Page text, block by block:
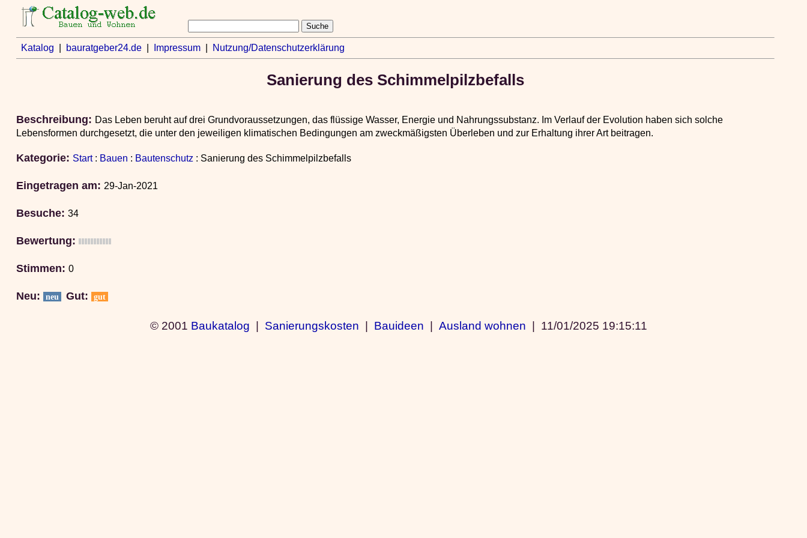
Katalog bauratgeber24.de| Impressum| Nutzung/Datenschutzerklärung
Sanierung des Schimmelpilzbefalls
Beschreibung: Das Leben beruht auf drei Grundvoraussetzungen, das flüssige Wasser, Energie und Nahrungssubstanz. Im Verlauf der Evolution haben sich solche
Lebensformen durchgesetzt, die unter den jeweiligen klimatischen Bedingungen am zweckmäßigsten Überleben und zur Erhaltung ihrer Art beitragen.
Kategorie: Start: Bauen : Bautenschutz : Sanierung des Schimmelpilzbefalls
Eingetragen am: 29-Jan-2021
Besuche: 34
Bewertung:
Stimmen: 0
Neu: neu Gut: gut
© 2001 Baukatalog | Sanierungskosten | Bauideen | Ausland wohnen | 11/01/2025 19:15:11